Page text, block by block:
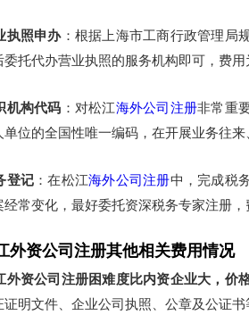
执照申办：根据上海市工商行政管理局
委托代办营业执照的服务机构即可，费用
机构代码 ：对松江海外公司注册非常重
单位的全国性唯一编码，在开展业务往
登记 ：在松江海外公司注册中，完成税
经常变化，最好委托资深税务专家注册，
外资公司注册其他相关费用情况
外资公司注册困难度比内资企业大，价
证明文件、企业公司执照、公章及公证